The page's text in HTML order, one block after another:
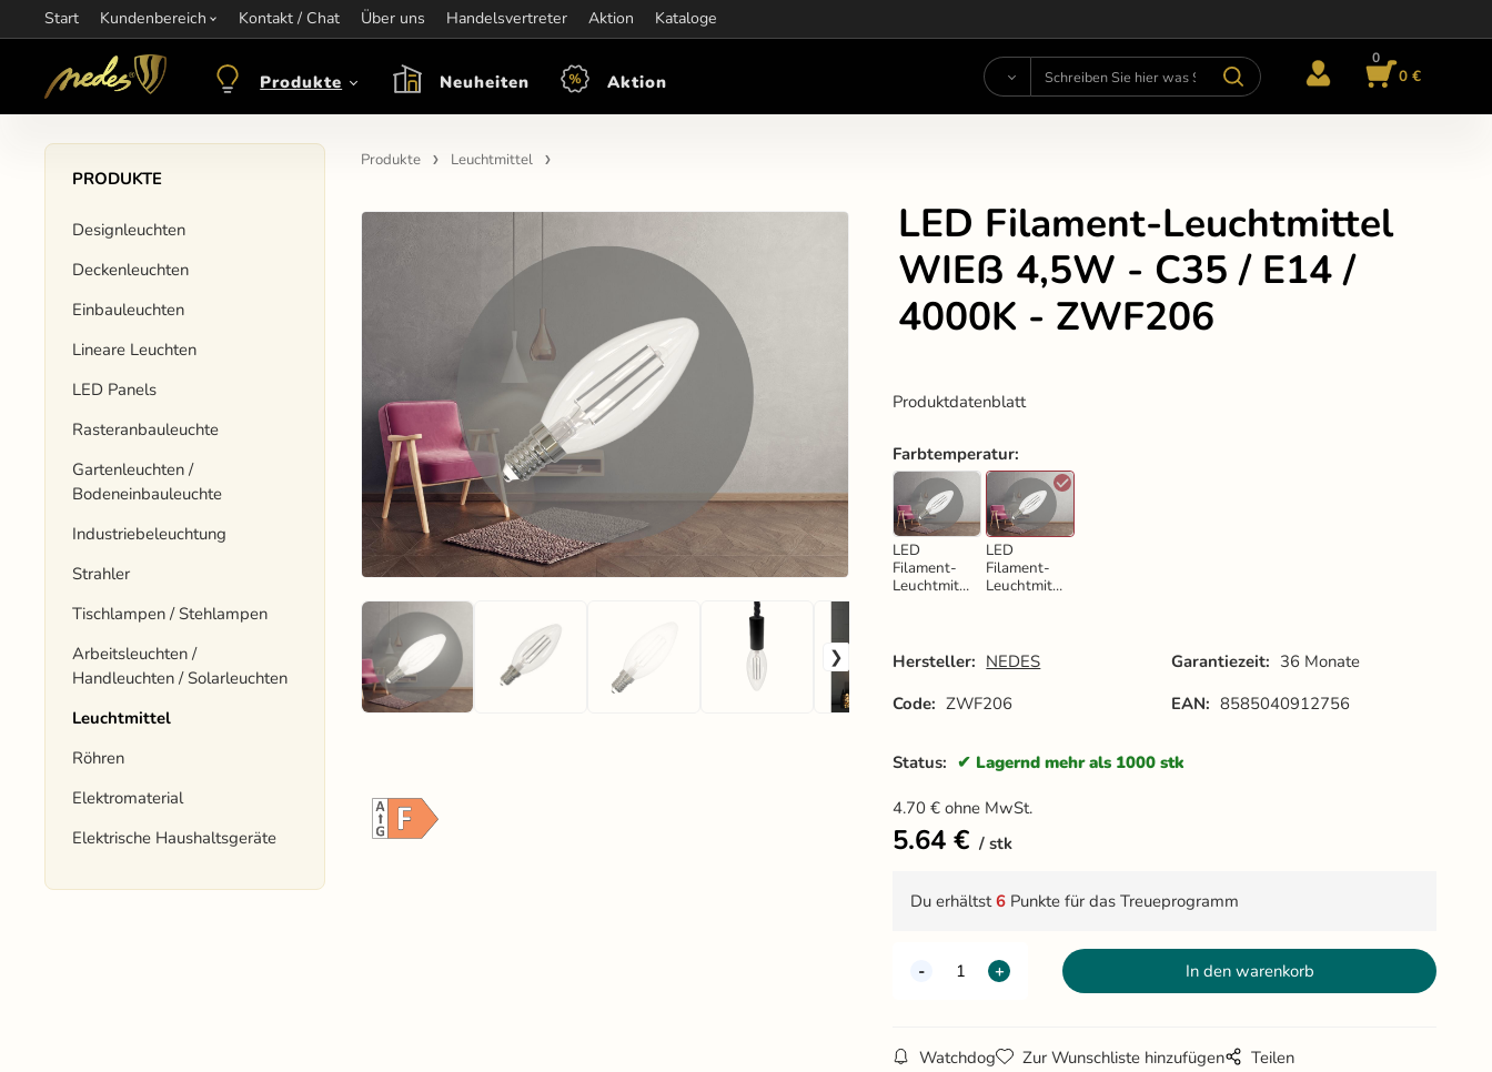
Start Kundenbereich Kontakt / Chat Über uns Handelsvertreter Aktion Kataloge
Information:nagel@nedes.sk Kontakt: 00436606304010 Öffnungszeiten:Mon-Fre: 7:30 - 15:30
Produkte Neuheiten Aktion
0
0 €
PRODUKTE
Designleuchten
Deckenleuchten
Einbauleuchten
Lineare Leuchten
LED Panels
Rasteranbauleuchte
Gartenleuchten /
Bodeneinbauleuchte
Industriebeleuchtung
Strahler
Tischlampen / Stehlampen
Arbeitsleuchten /
Handleuchten / Solarleuchten
Leuchtmittel
Röhren
Elektromaterial
Elektrische Haushaltsgeräte
Produkte Leuchtmittel
LED Filament-Leuchtmittel
WIEß 4,5W - C35 / E14 /
4000K - ZWF206
Produktdatenblatt
Farbtemperatur:
LED
Filament-
Leuchtmitte
3000K -
ZWF106
LED
Filament-
Leuchtmitte
4000K -
ZWF206
Hersteller: NEDES Garantiezeit: 36 Monate
Code: ZWF206 EAN: 8585040912756
Status: Lagernd mehr als 1000 stk
4.70 €ohne MwSt.
5.64 € stk
Du erhältst6 Punkte für das Treueprogramm
Watchdog Zur Wunschliste hinzufügen Teilen